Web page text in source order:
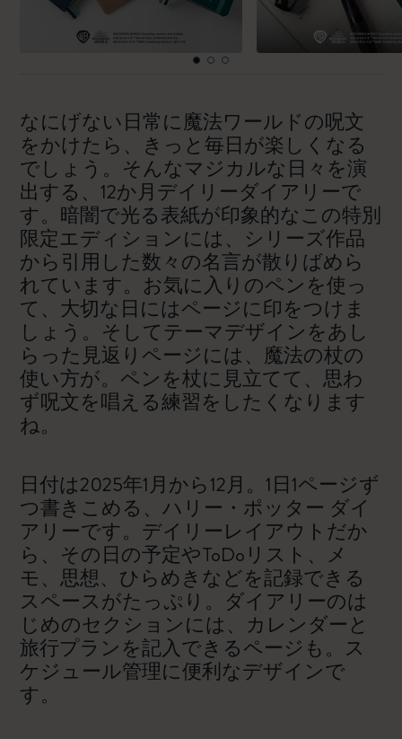
なにげない日常に魔法ワールドの呪文
をかけたら、きっと毎日が楽しくなる
でしょう。そんなマジカルな日々を演
出する、12か月デイリーダイアリーで
す。暗闇で光る表紙が印象的なこの特別
限定エディションには、シリーズ作品
から引用した数々の名言が散りばめら
れています。お気に入りのペンを使っ
て、大切な日にはページに印をつけま
しょう。そしてテーマデザインをあし
らった見返りページには、魔法の杖の
使い方が。ペンを杖に見立てて、思わ
ず呪文を唱える練習をしたくなります
ね。
日付は2025年1月から12月。1日1ページず
つ書きこめる、ハリー・ポッター ダイ
アリーです。デイリーレイアウトだか
ら、その日の予定やToDoリスト、メ
モ、思想、ひらめきなどを記録できる
スペースがたっぷり。ダイアリーのは
じめのセクションには、カレンダーと
旅行プランを記入できるページも。ス
ケジュール管理に便利なデザインで
す。